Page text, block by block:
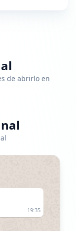
de abrirlo en
19:35